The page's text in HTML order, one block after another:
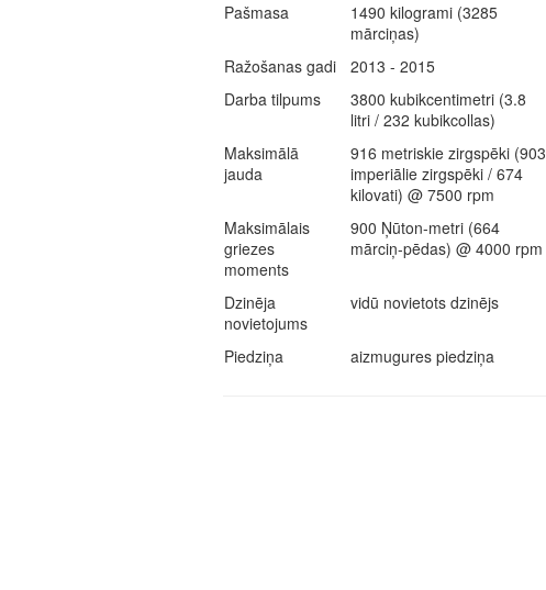
Pašmasa
1490 kilogrami (3285
mārciņas)
Ražošanas gadi
2013 - 2015
Darba tilpums
3800 kubikcentimetri (3.8
litri / 232 kubikcollas)
Maksimālā
jauda
916 metriskie zirgspēki (903
imperiālie zirgspēki / 674
kilovati) @ 7500 rpm
Maksimālais
griezes
moments
900 Ņūton-metri (664
mārciņ-pēdas) @ 4000 rpm
Dzinēja
novietojums
vidū novietots dzinējs
Piedziņa aizmugures piedziņa